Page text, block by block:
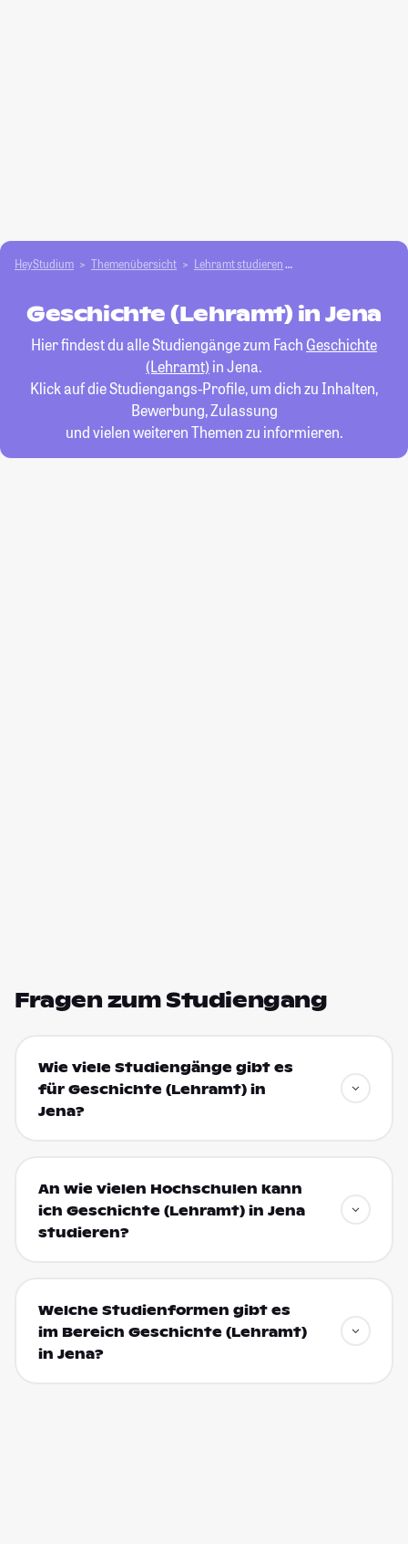
HeyStudium Themenübersicht Lehramt studieren
Geschichte (Lehramt) in Jena
Hier findest du alle Studiengänge zum Fach Geschichte
(Lehramt) in Jena.
Klick auf die Studiengangs-Profile, um dich zu Inhalten,
Bewerbung, Zulassung
und vielen weiteren Themen zu informieren.
Fragen zum Studiengang
Wie viele Studiengänge gibt es
für Geschichte (Lehramt) in
Jena?
An wie vielen Hochschulen kann
ich Geschichte (Lehramt) in Jena
studieren?
Welche Studienformen gibt es
im Bereich Geschichte (Lehramt)
in Jena?